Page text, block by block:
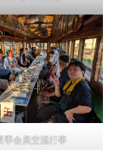
季会員交流行事